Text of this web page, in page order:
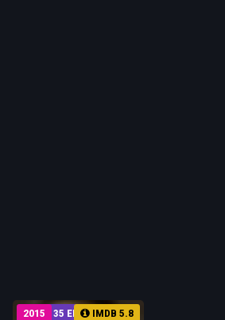
35 EP
2015 IMDB 5.8